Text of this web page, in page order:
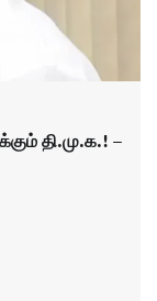
தி.மு.க.! –